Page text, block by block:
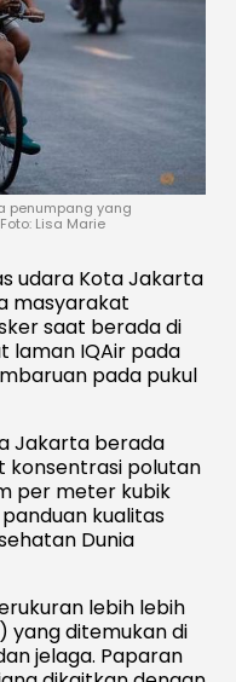
penumpang yang
Lisa Marie
udara Kota Jakarta
masyarakat
saat berada di
laman IQAir pada
pada pukul
Jakarta berada
konsentrasi polutan
per meter kubik
kualitas
Dunia
lebih lebih
yang ditemukan di
jelaga. Paparan